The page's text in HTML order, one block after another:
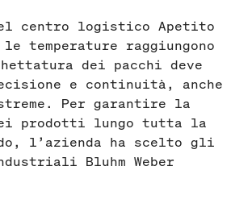
centro logistico Apetito
temperature raggiungono
dei pacchi deve
e continuità, anche
Per garantire la
prodotti lungo tutta la
l’azienda ha scelto gli
Bluhm Weber